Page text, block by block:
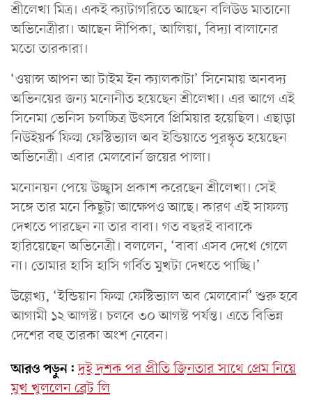
শ্রীলেখা মিত্র। একই ক্যাটাগরিতে আছেন বলিউড মাতানো
অভিনেত্রীরা। আছেন দীপিকা, আলিয়া, বিদ্যা বালানের
মতো তারকারা।
‘ওয়ান্স আপন আ টাইম ইন ক্যালকাটা’ সিনেমায় অনবদ্য
অভিনয়ের জন্য মনোনীত হয়েছেন শ্রীলেখা। এর আগে এই
সিনেমা ভেনিস চলচ্চিত্র উৎসবে প্রিমিয়ার হয়েছিল। এছাড়া
নিউইয়র্ক ফিল্ম ফেস্টিভ্যাল অব ইন্ডিয়াতে পুরস্কৃত হয়েছেন
অভিনেত্রী। এবার মেলবোর্ন জয়ের পালা।
মনোনয়ন পেয়ে উচ্ছ্বাস প্রকাশ করেছেন শ্রীলেখা। সেই
সঙ্গে তার মনে কিছুটা আক্ষেপও আছে। কারণ এই সাফল্য
দেখতে পারছেন না তার বাবা। গত বছরই বাবাকে
হারিয়েছেন অভিনেত্রী। বললেন, ‘বাবা এসব দেখে গেলে
না। তোমার হাসি হাসি গর্বিত মুখটা দেখতে পাচ্ছি।’
উল্লেখ্য, ‘ইন্ডিয়ান ফিল্ম ফেস্টিভ্যাল অব মেলবোর্ন’ শুরু হবে
আগামী ১২ আগস্ট। চলবে ৩০ আগস্ট পর্যন্ত। এতে বিভিন্ন
দেশের বহু তারকা অংশ নেবেন।
আরও পড়ুন: দুই দশক পর প্রীতি জিনতার সাথে প্রেম নিয়ে
মুখ খুললেন ব্রেট লি